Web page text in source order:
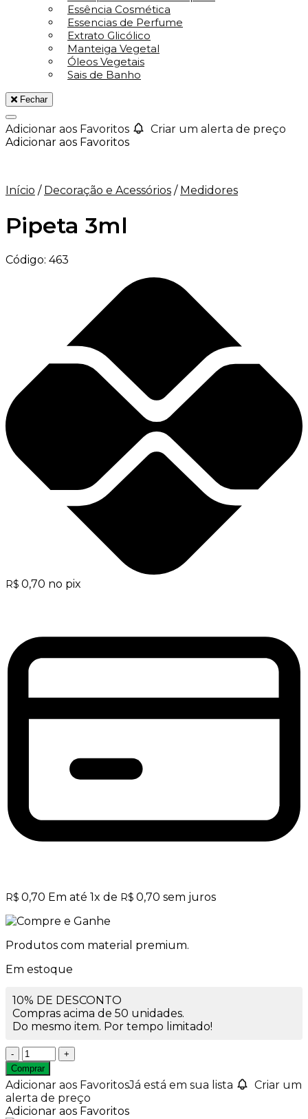
Essência Cosmética
Essencias de Perfume
Extrato Glicólico
Manteiga Vegetal
Óleos Vegetais
Sais de Banho
Fechar
Adicionar aos Favoritos
Criar um alerta de preço
Adicionar aos Favoritos
Início / Decoração e Acessórios / Medidores
Pipeta 3ml
Código: 463
R$ 0,70 no pix
R$ 0,70 Em até 1x de R$ 0,70 sem juros
Produtos com material premium.
Em estoque
10% DE DESCONTO
Compras acima de 50 unidades.
Do mesmo item. Por tempo limitado!
Pipeta
3ml
quantidade
Comprar
Adicionar aos FavoritosJá está em sua lista
Criar um
alerta de preço
Adicionar aos Favoritos